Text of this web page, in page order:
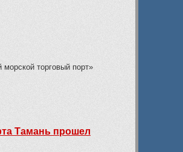
торговый порт»
Тамань прошел